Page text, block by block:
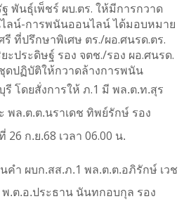
พันธุ์เพ็ชร์ ผบ.ตร. ให้มีการกวาด
ลน์-การพนันออนไลน์ ได้มอบหมาย
ที่ปรึกษาพิเศษ ตร./ผอ.ศนรด.ตร.
ประดิษฐ์ รอง จตช./รอง ผอ.ศนรด.
ดปฏิบัติให้กวาดล้างการพนัน
โดยสั่งการให้ ภ.1 มี พล.ต.ท.สุร
พล.ต.ต.นราเดช ทิพย์รักษ์ รอง
26 ก.ย.68 เวลา 06.00 น.
คำ ผบก.สส.ภ.1 พล.ต.ต.อภิรักษ์ เวช
พ.ต.อ.ประธาน นันทกอบกุล รอง